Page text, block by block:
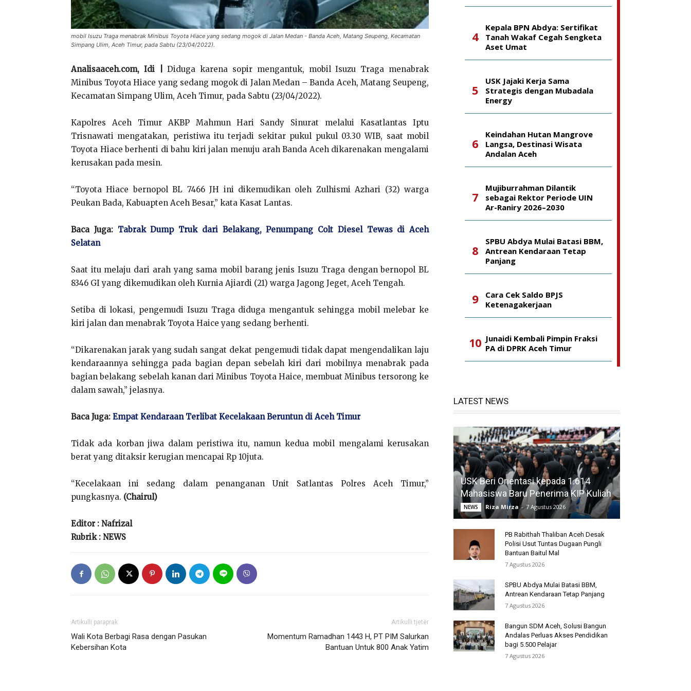
mobil Isuzu Traga menabrak Minibus Toyota Hiace yang sedang mogok di Jalan Medan - Banda Aceh, Matang Seupeng, Kecamatan
Simpang Ulim, Aceh Timur, pada Sabtu (23/04/2022).
Analisaaceh.com, Idi |
Diduga karena sopir mengantuk, mobil Isuzu Traga menabrak
Minibus Toyota Hiace yang sedang mogok di Jalan Medan – Banda Aceh, Matang Seupeng,
Kecamatan Simpang Ulim, Aceh Timur, pada Sabtu (23/04/2022).
Kapolres Aceh Timur AKBP Mahmun Hari Sandy Sinurat melalui Kasatlantas Iptu
Trisnawati mengatakan, peristiwa itu terjadi sekitar pukul pukul 03.30 WIB, saat mobil
Toyota Hiace berhenti di bahu kiri jalan menuju arah Banda Aceh dikarenakan mengalami
kerusakan pada mesin.
“Toyota Hiace bernopol BL 7466 JH ini dikemudikan oleh Zulhismi Azhari (32) warga
Peukan Bada, Kabuapten Aceh Besar,” kata Kasat Lantas.
Baca Juga: Tabrak Dump Truk dari Belakang, Penumpang Colt Diesel Tewas di Aceh
Selatan
Saat itu melaju dari arah yang sama mobil barang jenis Isuzu Traga dengan bernopol BL
8346 GI yang dikemudikan oleh Kurnia Ajiardi (21) warga Jagong Jeget, Aceh Tengah.
Setiba di lokasi, pengemudi Isuzu Traga diduga mengantuk sehingga mobil melebar ke
kiri jalan dan menabrak Toyota Haice yang sedang berhenti.
“Dikarenakan jarak yang sudah sangat dekat pengemudi tidak dapat mengendalikan laju
kendaraannya sehingga pada bagian depan sebelah kiri dari mobilnya menabrak pada
bagian belakang sebelah kanan dari Minibus Toyota Haice, membuat Minibus tersorong ke
dalam sawah,” jelasnya.
Baca Juga: Empat Kendaraan Terlibat Kecelakaan Beruntun di Aceh Timur
Tidak ada korban jiwa dalam peristiwa itu, namun kedua mobil mengalami kerusakan
berat yang ditaksir kerugian mencapai Rp 10juta.
“Kecelakaan ini sedang dalam penanganan Unit Satlantas Polres Aceh Timur,”
pungkasnya. (Chairul)
Editor : Nafrizal
Rubrik : NEWS
Artikulli paraprak
Wali Kota Berbagi Rasa dengan Pasukan
Kebersihan Kota
Artikulli tjetër
Momentum Ramadhan 1443 H, PT PIM Salurkan
Bantuan Untuk 800 Anak Yatim
Kepala BPN Abdya: Sertifikat
Tanah Wakaf Cegah Sengketa
Aset Umat
USK Jajaki Kerja Sama
Strategis dengan Mubadala
Energy
Keindahan Hutan Mangrove
Langsa, Destinasi Wisata
Andalan Aceh
Mujiburrahman Dilantik
sebagai Rektor Periode UIN
Ar-Raniry 2026–2030
SPBU Abdya Mulai Batasi BBM,
Antrean Kendaraan Tetap
Panjang
Cara Cek Saldo BPJS
Ketenagakerjaan
Junaidi Kembali Pimpin Fraksi
PA di DPRK Aceh Timur
LATEST NEWS
USK Beri Orientasi kepada 1.614
Mahasiswa Baru Penerima KIP Kuliah
NEWS Riza Mirza - 7 Agustus 2026
PB Rabithah Thaliban Aceh Desak
Polisi Usut Tuntas Dugaan Pungli
Bantuan Baitul Mal
7 Agustus 2026
SPBU Abdya Mulai Batasi BBM,
Antrean Kendaraan Tetap Panjang
7 Agustus 2026
Bangun SDM Aceh, Solusi Bangun
Andalas Perluas Akses Pendidikan
bagi 5.500 Pelajar
7 Agustus 2026